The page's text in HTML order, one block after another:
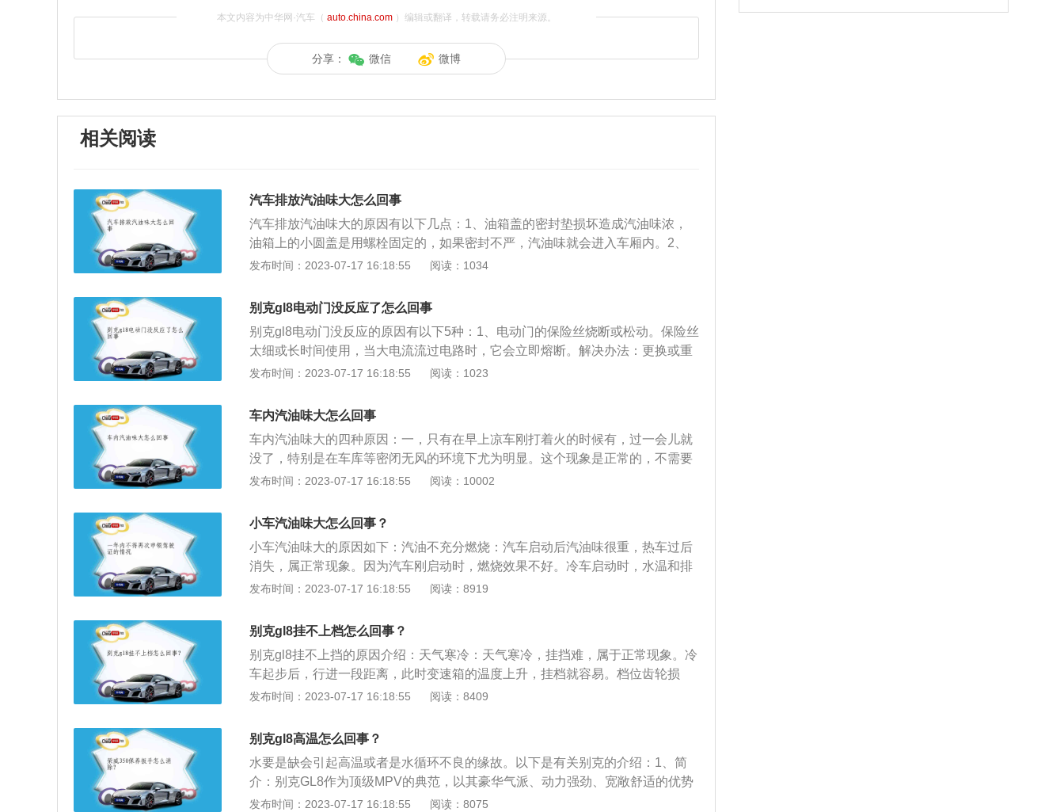
本文内容为中华网·汽车（ auto.china.com）编辑或翻译，转载请务必注明来源。
分享： 微信 微博
相关阅读
汽车排放汽油味大怎么回事
汽车排放汽油味大的原因有以下几点：1、油箱盖的密封垫损坏造成汽油味浓，
油箱上的小圆盖是用螺栓固定的，如果密封不严，汽油味就会进入车厢内。2、
发动机汽油管破损后，渗漏的汽油味会透过发动机和驾驶室的隔墙孔道进入车
气管被堵塞或者排出控制阀破损，都会造成汽油味进入车厢。4、车主应该经常
会遇到加油加得太满以至于溢出来的情况，这时很可能出现汽油进入碳罐的情
况，碳罐其实是作为收集汽油蒸气的装置，这时被浸入汽油就会从通风孔向外释
放出多余的汽油蒸汽，再加之空调调至外循环，汽油味自然就会进入车厢里了。
5、空调的循环模式也要调整好，路上遇到堵车或红灯停车的时候，外循环模式
汽油泵的更换拆装需要在车厢内完成，拆装时可能会有汽油的残留，进而影响车
内气味。解决方法：1、检查油箱盖的密封垫，如老化或损坏，需要及时更换。
2、检查发动机油管，及时到4S店或车辆修理厂维修。3、检查汽油炭罐下的空气
罐的情况，及时进行清理。5、需要及时把空调模式调整成内循环模式就可以，
发布时间：2023-07-17 16:18:55 阅读：1034
别克gl8电动门没反应了怎么回事
别克gl8电动门没反应的原因有以下5种：1、电动门的保险丝烧断或松动。保险丝
太细或长时间使用，当大电流流过电路时，它会立即熔断。解决办法：更换或重
新连接保险丝。2、车辆的车门被物品卡住。用车时要注意检查物品的放置以免
附近出现信号干扰。比如说有高压线，导致汽车没有办法感应到遥控信号。解决
办法：此时不能够强行打开车辆车门，需要通过手动的方式打开或者及时驶离附
近环境。4、线束连接器有虚连接现象。接触面有脏东西，阻碍了接触；或者是
两根线之间没有铰紧等。解决办法：重新连接线束连接器。5、控制开关出现故
障。使用时间过久，内部传感器故障不能正常工作。解决办法：建议车主及时去
发布时间：2023-07-17 16:18:55 阅读：1023
车内汽油味大怎么回事
车内汽油味大的四种原因：一，只有在早上凉车刚打着火的时候有，过一会儿就
没了，特别是在车库等密闭无风的环境下尤为明显。这个现象是正常的，不需要
做任何维修和检查，原因是因为燃烧不完全造成的。在凉车状态下，不是发动机
温，电脑就会控制喷油嘴多喷油，混合气一直是处于加浓状态的。这样就会有更
多没有被燃烧的汽油排出车外，车厢又不是完全密封的，汽油蒸汽就会沿着车门
缝隙进入车厢。如果开着窗户或者空调并且在外循环状态，汽油蒸汽进入的会更
加快速，就会闻到汽油味了。二，汽油味时有时无，不分凉车热车。这有可能是
油箱盖密封不严，或者是碳罐管路老化开裂，有汽油蒸汽泄露造成的。油箱盖重
整体换掉，价格也不贵。碳罐管路重点要检查一下靠近碳罐的地方，以及一些接
口处，检查要仔细，因为有时开裂一点很不容看出来。这种时有时无的味道问题
也不太大，不是十分紧急需要维修，可以抽空或者保养的时候一并检查维修。
修。泄漏点可能是汽油泵的出油或回油管路，也可能是其他接口地方。大多数车
管有无漏油。汽油泵和车厢只有一个密封不太好的盖子阻隔，如果汽油泵漏油
了，汽油味会直接进入车厢，味道会很大。如果这里不漏油，检查汽油滤芯处以
及连接发动机油轨的接头，凡是有接头的地方都需要检查一下。汽油味一直有还
有一种情况是车子出了故障，比如发动机抖动严重，这也需要立即维修。如果有
发布时间：2023-07-17 16:18:55 阅读：10002
小车汽油味大怎么回事？
小车汽油味大的原因如下：汽油不充分燃烧：汽车启动后汽油味很重，热车过后
消失，属正常现象。因为汽车刚启动时，燃烧效果不好。冷车启动时，水温和排
气管的温度较低，此时混合气较浓，所以有部分混合气不能充分燃烧，由排气管
会出现老化，车龄较久的车辆容易出现这个问题。一旦老化，汽油就会泄露至发
动机舱内。空调系统就会使汽油味进入车内。因此一旦橡胶管老化需及时更换。
汽油管接口出现渗漏：汽油管的接口处出现渗漏，导致汽油味通过空调系统进入
车内。如果发现车内出现汽油味，应该对汽油管路的接口进行检查。
发布时间：2023-07-17 16:18:55 阅读：8919
别克gl8挂不上档怎么回事？
别克gl8挂不上挡的原因介绍：天气寒冷：天气寒冷，挂挡难，属于正常现象。冷
车起步后，行进一段距离，此时变速箱的温度上升，挂档就容易。档位齿轮损
坏：变速杆定位球头的定位零件失去功能，变速杆可绕自身轴线随意转动，无法
拨叉或拨头的拨槽，使挂挡和摘挡都不能实现。变速箱的故障：变速箱电脑损
坏，会导致车有挂挡不走的问题。解决办法：开车前先进行一段时间的预热。去
修理厂对汽车档位齿轮进行检测，及时更换有磨损的零件。可用电脑对变速箱电
脑进行重置，如若手册中没提及如何重置，可去售后进行重置。
发布时间：2023-07-17 16:18:55 阅读：8409
别克gl8高温怎么回事？
水要是缺会引起高温或者是水循环不良的缘故。以下是有关别克的介绍：1、简
介：别克GL8作为顶级MPV的典范，以其豪华气派、动力强劲、宽敞舒适的优势
实现批量出口。2、意义：被东南亚媒体誉为“完美MPV”。更成为北京申奥、APE
发布时间：2023-07-17 16:18:55 阅读：8075
响；<&list>3.稳定器的转向胶套和球头